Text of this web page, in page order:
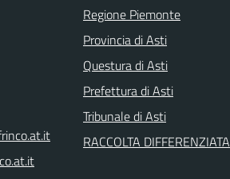
Regione Piemonte
Provincia di Asti
Questura di Asti
Prefettura di Asti
Tribunale di Asti
RACCOLTA DIFFERENZIATA